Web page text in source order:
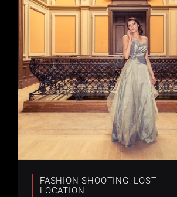
FASHION SHOOTING: LOST
LOCATION